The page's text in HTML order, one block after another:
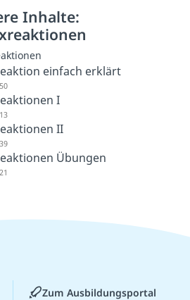
Inhalte:
einfach erklärt
I
II
Übungen
Zum Ausbildungsportal